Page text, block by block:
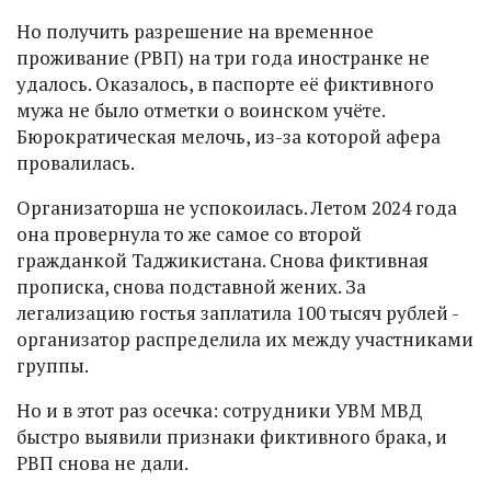
Но получить разрешение на временное
проживание (РВП) на три года иностранке не
удалось. Оказалось, в паспорте её фиктивного
мужа не было отметки о воинском учёте.
Бюрократическая мелочь, из-за которой афера
провалилась.
Организаторша не успокоилась. Летом 2024 года
она провернула то же самое со второй
гражданкой Таджикистана. Снова фиктивная
прописка, снова подставной жених. За
легализацию гостья заплатила 100 тысяч рублей -
организатор распределила их между участниками
группы.
Но и в этот раз осечка: сотрудники УВМ МВД
быстро выявили признаки фиктивного брака, и
РВП снова не дали.